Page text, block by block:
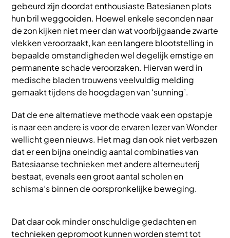
gebeurd zijn doordat enthousiaste Batesianen plots
hun bril weggooiden. Hoewel enkele seconden naar
de zon kijken niet meer dan wat voorbijgaande zwarte
vlekken veroorzaakt, kan een langere blootstelling in
bepaalde omstandigheden wel degelijk ernstige en
permanente schade veroorzaken. Hiervan werd in
medische bladen trouwens veelvuldig melding
gemaakt tijdens de hoogdagen van ‘sunning’.
Dat de ene alternatieve methode vaak een opstapje
is naar een andere is voor de ervaren lezer van Wonder
wellicht geen nieuws. Het mag dan ook niet verbazen
dat er een bijna oneindig aantal combinaties van
Batesiaanse technieken met andere alterneuterij
bestaat, evenals een groot aantal scholen en
schisma’s binnen de oorspronkelijke beweging.
Dat daar ook minder onschuldige gedachten en
technieken gepromoot kunnen worden stemt tot